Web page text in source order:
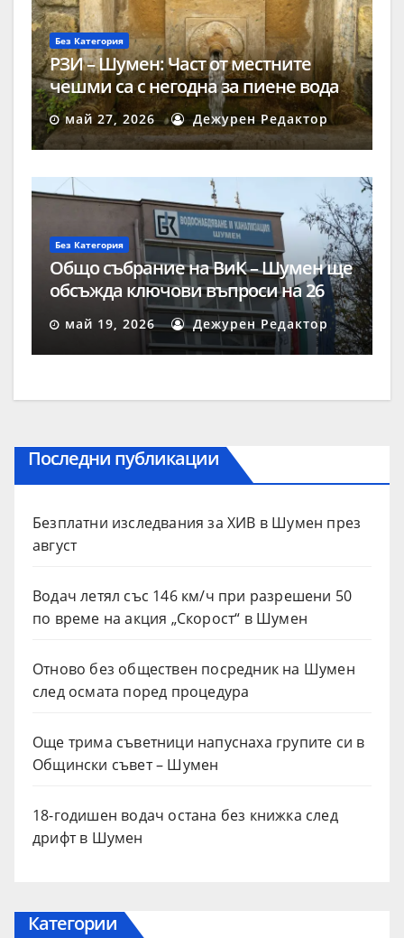
Без Категория
РЗИ – Шумен: Част от местните
чешми са с негодна за пиене вода
май 27, 2026 Дежурен Редактор
Без Категория
Общо събрание на ВиК – Шумен ще
обсъжда ключови въпроси на 26
май 19, 2026 Дежурен Редактор
Последни публикации
Безплатни изследвания за ХИВ в Шумен през
август
Водач летял със 146 км/ч при разрешени 50
по време на акция „Скорост“ в Шумен
Отново без обществен посредник на Шумен
след осмата поред процедура
Още трима съветници напуснаха групите си в
Общински съвет – Шумен
18-годишен водач остана без книжка след
дрифт в Шумен
Категории